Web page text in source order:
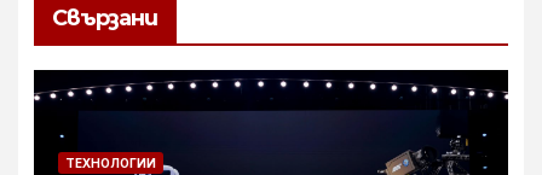
Свързани
ТЕХНОЛОГИИ